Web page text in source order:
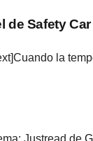
de Safety
la